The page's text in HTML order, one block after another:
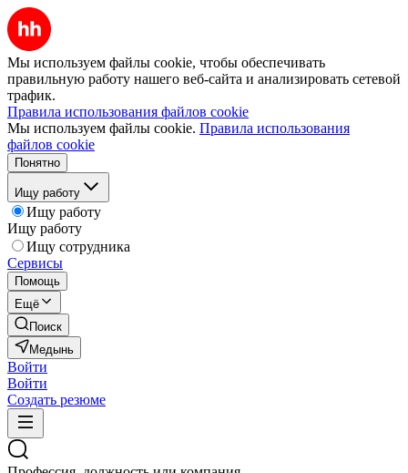
Мы используем файлы cookie, чтобы обеспечивать
правильную работу нашего веб-сайта и анализировать сетевой
трафик.
Правила использования файлов cookie
Мы используем файлы cookie. Правила использования
файлов cookie
Понятно
Ищу работу
Ищу работу
Ищу работу
Ищу сотрудника
Сервисы
Помощь
Ещё
Поиск
Медынь
Войти
Войти
Создать резюме